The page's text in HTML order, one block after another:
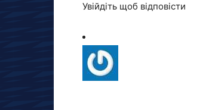
Увійдіть щоб відповісти